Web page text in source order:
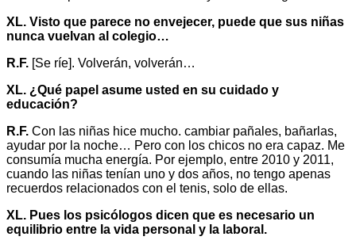
XL. Visto que parece no envejecer, puede que sus niñas
nunca vuelvan al colegio…
R.F. [Se ríe]. Volverán, volverán…
XL. ¿Qué papel asume usted en su cuidado y
educación?
R.F. Con las niñas hice mucho. cambiar pañales, bañarlas,
ayudar por la noche… Pero con los chicos no era capaz. Me
consumía mucha energía. Por ejemplo, entre 2010 y 2011,
cuando las niñas tenían uno y dos años, no tengo apenas
recuerdos relacionados con el tenis, solo de ellas.
XL. Pues los psicólogos dicen que es necesario un
equilibrio entre la vida personal y la laboral.